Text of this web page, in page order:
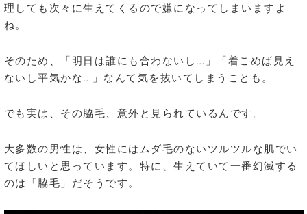
理しても次々に生えてくるので嫌になってしまいますよ
ね。
そのため、「明日は誰にも合わないし…」「着こめば見え
ないし平気かな…」なんて気を抜いてしまうことも。
でも実は、その脇毛、意外と見られているんです。
大多数の男性は、女性にはムダ毛のないツルツルな肌でい
てほしいと思っています。特に、生えていて一番幻滅する
のは「脇毛」だそうです。